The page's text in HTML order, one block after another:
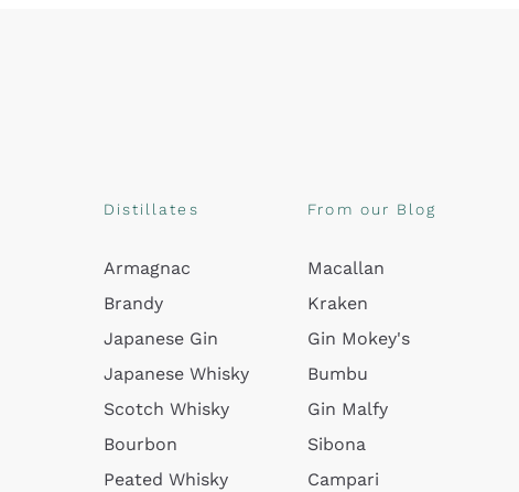
Distillates
Armagnac
Brandy
Japanese Gin
Japanese Whisky
Scotch Whisky
Bourbon
Peated Whisky
From our Blog
Macallan
Kraken
Gin Mokey's
Bumbu
Gin Malfy
Sibona
Campari